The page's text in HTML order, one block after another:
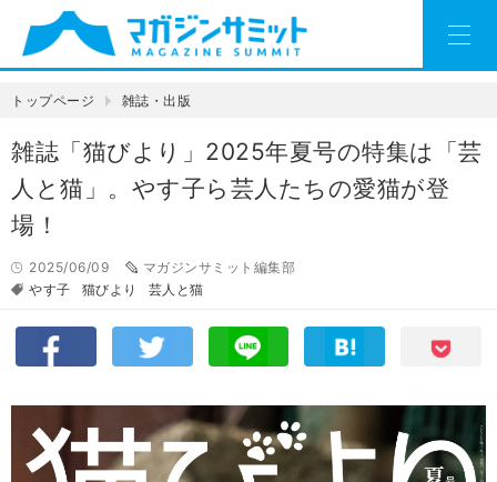
トップページ 雑誌・出版
雑誌「猫びより」2025年夏号の特集は「芸
人と猫」。やす子ら芸人たちの愛猫が登
場！
2025/06/09
マガジンサミット編集部
やす子
猫びより 芸人と猫